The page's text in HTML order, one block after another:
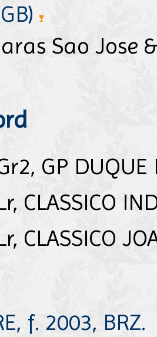
Sao Jose
GP DUQUE
CLASSICO
CLASSICO
f. 2003, BRZ.